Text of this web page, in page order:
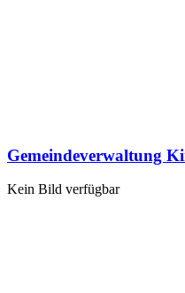
Gemeindeverwaltung
Kein Bild verfügbar